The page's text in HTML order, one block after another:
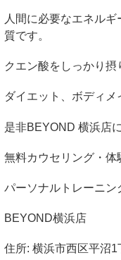
人間に必要なエネル
質です。
クエン酸をしっかり摂
ダイエット、ボディメ
是非BEYOND 横浜店
無料カウセリング・体
パーソナルトレーニン
BEYOND横浜店
住所: 横浜市西区平沼1